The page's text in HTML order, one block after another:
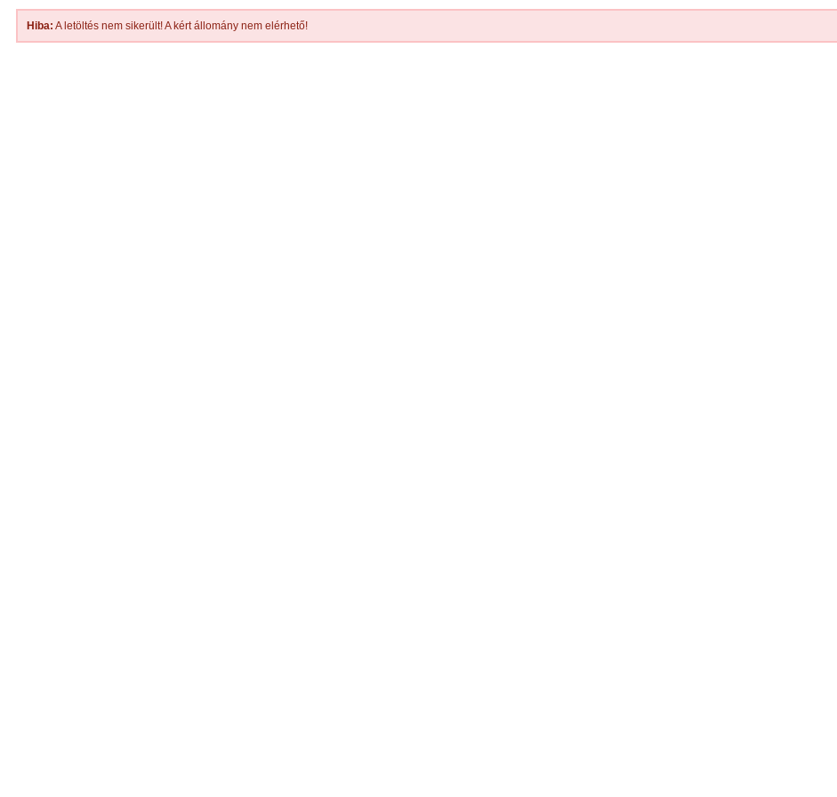
Hiba: A letöltés nem sikerült! A kért állomány nem elérhető!